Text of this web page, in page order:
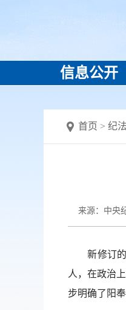
信息公开
首页 > 纪
来源：中央
新修订的《
人，在政治
步明确了阳